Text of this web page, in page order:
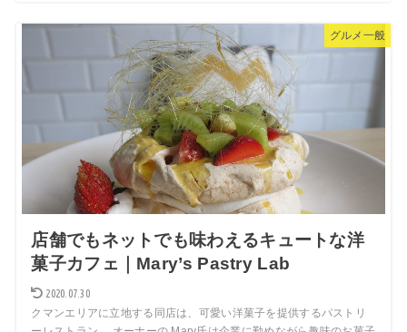
グルメ一般
店舗でもネットでも味わえるキュートな洋
菓子カフェ｜Mary’s Pastry Lab
2020.07.30
クマンエリアに立地する同店は、可愛い洋菓子を提供するパストリ